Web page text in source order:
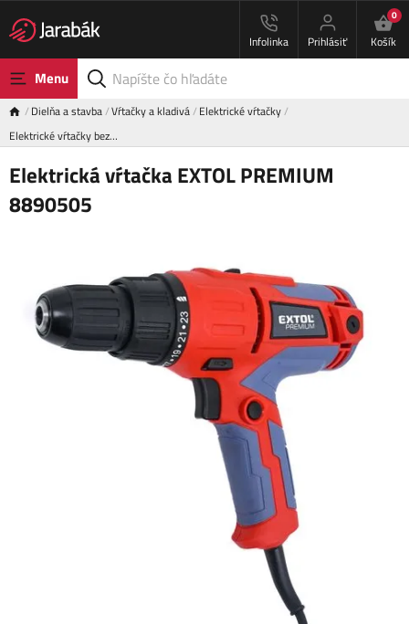
Infolinka Prihlásiť
0
Košík
Menu
Dielňa a stavba Vŕtačky a kladivá Elektrické vŕtačky
Elektrické vŕtačky bez…
Elektrická vŕtačka EXTOL PREMIUM
8890505